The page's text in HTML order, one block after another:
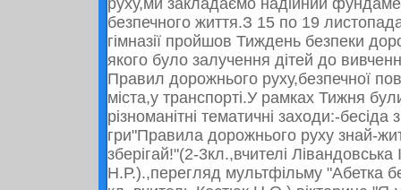
руху,ми закладаємо надійний
безпечного життя.З 15 по 19
гімназії пройшов Тиждень безпеки
якого було залучення дітей до
Правил дорожнього руху,безпечної
міста,у транспорті.У рамках Тижня
різноманітні тематичні заходи:-
гри"Правила дорожнього руху знай-
зберігай!"(2-3кл.,вчителі
Н.Р.).,перегляд мультфільму "Абетка